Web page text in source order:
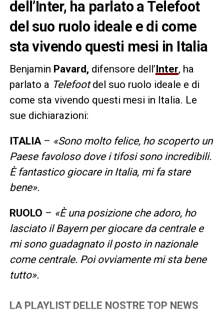
dell’Inter, ha parlato a Telefoot
del suo ruolo ideale e di come
sta vivendo questi mesi in Italia
Benjamin Pavard, difensore dell’Inter, ha
parlato a Telefootdel suo ruolo ideale e di
come sta vivendo questi mesi in Italia. Le
sue dichiarazioni:
ITALIA – «Sono molto felice, ho scoperto un
Paese favoloso dove i tifosi sono incredibili.
È fantastico giocare in Italia, mi fa stare
bene».
RUOLO – «È una posizione che adoro, ho
lasciato il Bayern per giocare da centrale e
mi sono guadagnato il posto in nazionale
come centrale. Poi ovviamente mi sta bene
tutto».
LA PLAYLIST DELLE NOSTRE TOP NEWS